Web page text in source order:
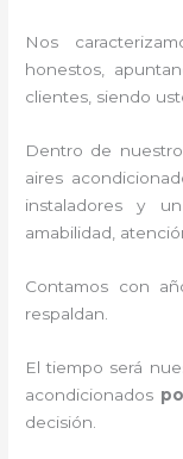
Nos
honestos,
clientes, siendo
Dentro de
aires
instaladores y
amabilidad,
Contamos con
respaldan.
El tiempo será
acondicionados
decisión.